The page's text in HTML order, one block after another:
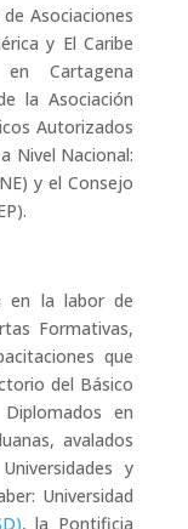
Asociaciones
y El Caribe
Cartagena
la Asociación
Autorizados
Nivel Nacional:
y el Consejo
en la labor de
Formativas,
que
del Básico
en
avalados
y
Universidad
, la Pontificia